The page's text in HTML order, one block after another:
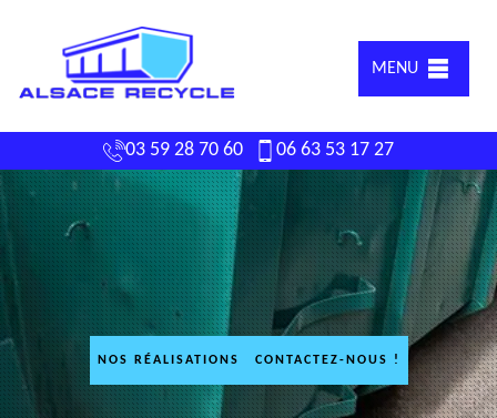
MENU
03 59 28 70 60 06 63 53 17 27
NOS RÉALISATIONS CONTACTEZ-NOUS !